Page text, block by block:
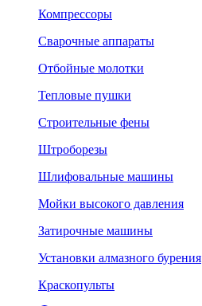
Компрессоры
Сварочные аппараты
Отбойные молотки
Тепловые пушки
Строительные фены
Штроборезы
Шлифовальные машины
Мойки высокого давления
Затирочные машины
Установки алмазного бурения
Краскопульты